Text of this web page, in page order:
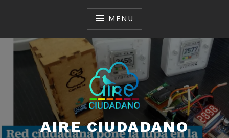
MENU
AIRE CIUDADANO